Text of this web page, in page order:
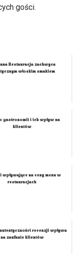
gości.
Restauracja zachwyca
włoskim smakiem
gastronomii i ich wpływ na
klientów
wpływające na ceny menu w
restauracjach
recenzji wpływa
na zaufanie klientów